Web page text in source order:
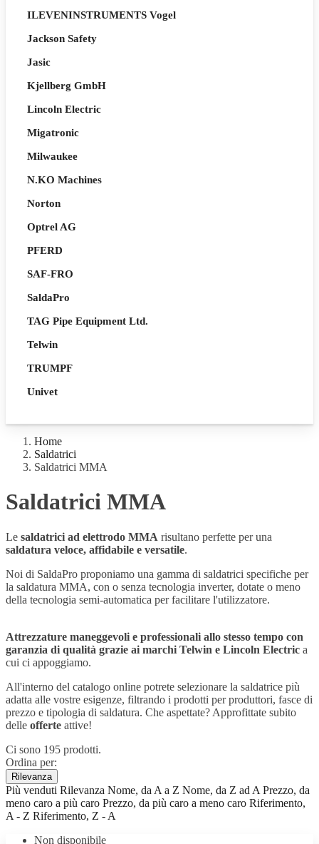
ILEVENINSTRUMENTS Vogel
Jackson Safety
Jasic
Kjellberg GmbH
Lincoln Electric
Migatronic
Milwaukee
N.KO Machines
Norton
Optrel AG
PFERD
SAF-FRO
SaldaPro
TAG Pipe Equipment Ltd.
Telwin
TRUMPF
Univet
Home
Saldatrici
Saldatrici MMA
Saldatrici MMA
Le saldatrici ad elettrodo MMA risultano perfette per una
saldatura veloce, affidabile e versatile.
Noi di SaldaPro proponiamo una gamma di saldatrici specifiche per
la saldatura MMA, con o senza tecnologia inverter, dotate o meno
della tecnologia semi-automatica per facilitare l'utilizzatore.
Attrezzature maneggevoli e professionali allo stesso tempo con
garanzia di qualità grazie ai marchi Telwin e Lincoln Electric a
cui ci appoggiamo.
All'interno del catalogo online potrete selezionare la saldatrice più
adatta alle vostre esigenze, filtrando i prodotti per produttori, fasce di
prezzo e tipologia di saldatura. Che aspettate? Approfittate subito
delle offerte attive!
Ci sono 195 prodotti.
Ordina per:
Rilevanza
Più venduti Rilevanza Nome, da A a Z Nome, da Z ad A Prezzo, da
meno caro a più caro Prezzo, da più caro a meno caro Riferimento,
A - Z Riferimento, Z - A
Non disponibile